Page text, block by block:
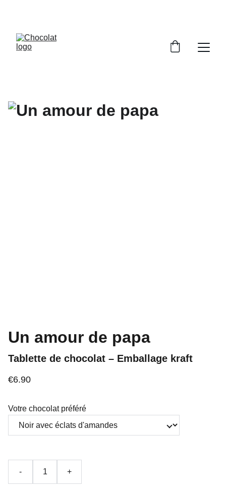
Un amour de papa
Tablette de chocolat – Emballage kraft
€6.90
Votre chocolat préféré
- +